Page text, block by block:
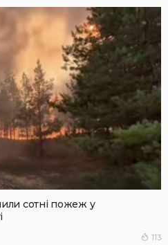
сотні пожеж у
113